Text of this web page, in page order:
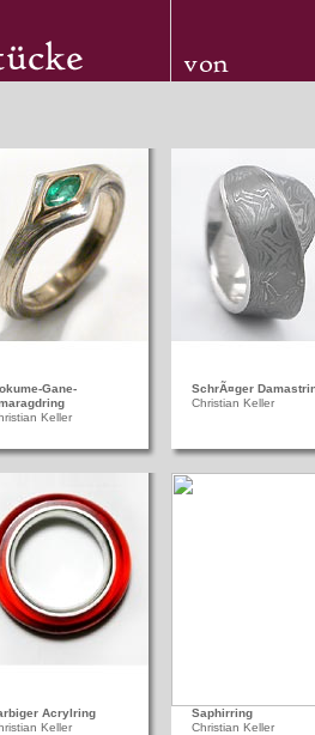
Gane-
Keller
SchrÃ¤ger
Christian Keller
Acrylring
Keller
Saphirring
Christian Keller